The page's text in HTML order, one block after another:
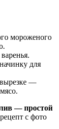
мороженого
для
вырезке —
— простой
с фото